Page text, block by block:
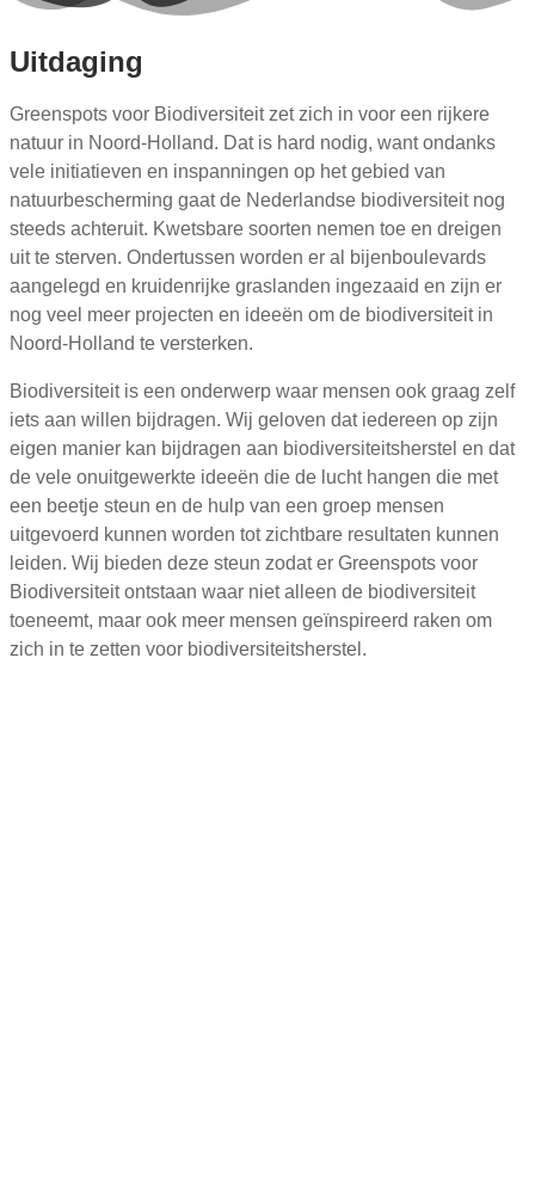
Uitdaging
Greenspots voor Biodiversiteit zet zich in voor een rijkere
natuur in Noord-Holland. Dat is hard nodig, want ondanks
vele initiatieven en inspanningen op het gebied van
natuurbescherming gaat de Nederlandse biodiversiteit nog
steeds achteruit. Kwetsbare soorten nemen toe en dreigen
uit te sterven. Ondertussen worden er al bijenboulevards
aangelegd en kruidenrijke graslanden ingezaaid en zijn er
nog veel meer projecten en ideeën om de biodiversiteit in
Noord-Holland te versterken.
Biodiversiteit is een onderwerp waar mensen ook graag zelf
iets aan willen bijdragen. Wij geloven dat iedereen op zijn
eigen manier kan bijdragen aan biodiversiteitsherstel en dat
de vele onuitgewerkte ideeën die de lucht hangen die met
een beetje steun en de hulp van een groep mensen
uitgevoerd kunnen worden tot zichtbare resultaten kunnen
leiden. Wij bieden deze steun zodat er Greenspots voor
Biodiversiteit ontstaan waar niet alleen de biodiversiteit
toeneemt, maar ook meer mensen geïnspireerd raken om
zich in te zetten voor biodiversiteitsherstel.